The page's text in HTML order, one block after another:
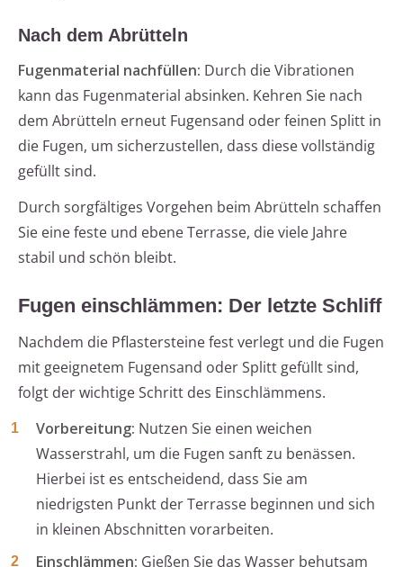
Nach dem Abrütteln
Fugenmaterial nachfüllen: Durch die Vibrationen
kann das Fugenmaterial absinken. Kehren Sie nach
dem Abrütteln erneut Fugensand oder feinen Splitt in
die Fugen, um sicherzustellen, dass diese vollständig
gefüllt sind.
Durch sorgfältiges Vorgehen beim Abrütteln schaffen
Sie eine feste und ebene Terrasse, die viele Jahre
stabil und schön bleibt.
Fugen einschlämmen: Der letzte Schliff
Nachdem die Pflastersteine fest verlegt und die Fugen
mit geeignetem Fugensand oder Splitt gefüllt sind,
folgt der wichtige Schritt des Einschlämmens.
Vorbereitung: Nutzen Sie einen weichen
Wasserstrahl, um die Fugen sanft zu benässen.
Hierbei ist es entscheidend, dass Sie am
niedrigsten Punkt der Terrasse beginnen und sich
in kleinen Abschnitten vorarbeiten.
Einschlämmen: Gießen Sie das Wasser behutsam